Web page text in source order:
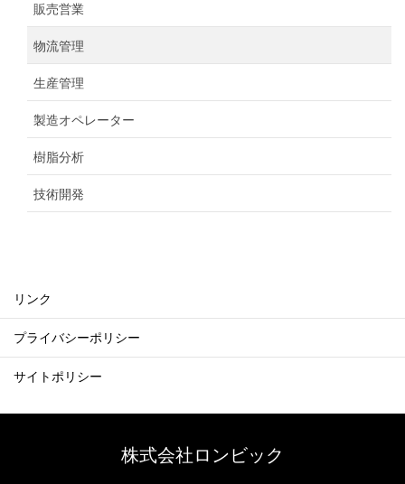
販売営業
物流管理
生産管理
製造オペレーター
樹脂分析
技術開発
リンク
プライバシーポリシー
サイトポリシー
株式会社ロンビック